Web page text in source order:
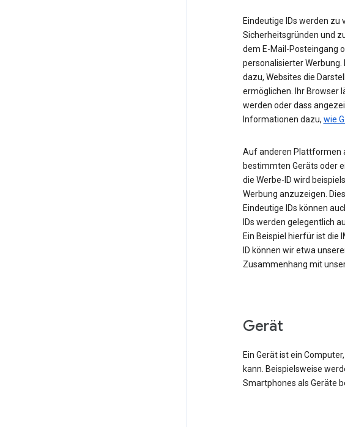
Eindeutige IDs werden
Sicherheitsgründen und
dem E-Mail-Posteingang
personalisierter Werbung.
dazu, Websites die
ermöglichen. Ihr Browser
werden oder dass
Informationen dazu, wie
Auf anderen Plattformen
bestimmten Geräts oder
die Werbe-ID wird
Werbung anzuzeigen.
Eindeutige IDs können
IDs werden gelegentlich
Ein Beispiel hierfür ist die
ID können wir etwa
Zusammenhang mit
Gerät
Ein Gerät ist ein
kann. Beispielsweise
Smartphones als Geräte